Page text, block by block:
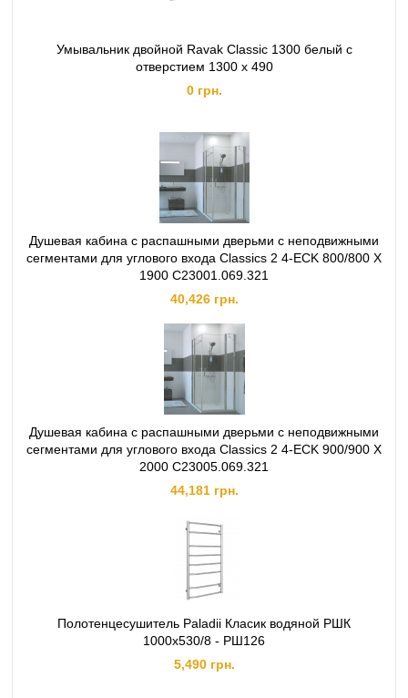
Умывальник двойной Ravak Classic 1300 белый с
отверстием 1300 x 490
0 грн.
Душевая кабина с распашными дверьми с неподвижными
сегментами для углового входа Classics 2 4-ECK 800/800 X
1900 C23001.069.321
40,426 грн.
Душевая кабина с распашными дверьми с неподвижными
сегментами для углового входа Classics 2 4-ECK 900/900 X
2000 C23005.069.321
44,181 грн.
Полотенцесушитель Paladii Класик водяной РШК
1000х530/8 - РШ126
5,490 грн.